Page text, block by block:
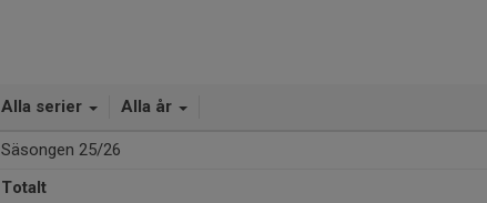
Alla serier Alla år
Säsongen 25/26
Totalt